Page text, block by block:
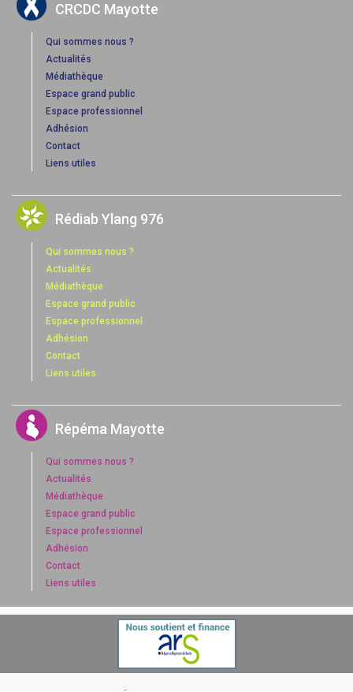
CRCDC Mayotte
Qui sommes nous ?
Actualités
Médiathèque
Espace grand public
Espace professionnel
Adhésion
Contact
Liens utiles
Rédiab Ylang 976
Qui sommes nous ?
Actualités
Médiathèque
Espace grand public
Espace professionnel
Adhésion
Contact
Liens utiles
Répéma Mayotte
Qui sommes nous ?
Actualités
Médiathèque
Espace grand public
Espace professionnel
Adhésion
Contact
Liens utiles